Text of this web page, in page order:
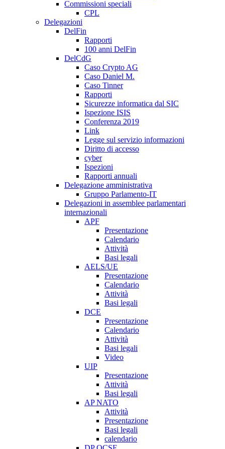
Commissioni speciali
CPL
Delegazioni
DelFin
Rapporti
100 anni DelFin
DelCdG
Caso Crypto AG
Caso Daniel M.
Caso Tinner
Rapporti
Sicurezze informatica dal SIC
Ispezione ISIS
Conferenza 2019
Link
Legge sul servizio informazioni
Diritto di accesso
cyber
Ispezioni
Rapporti annuali
Delegazione amministrativa
Gruppo Parlamento-IT
Delegazioni in assemblee parlamentari
internazionali
APF
Presentazione
Calendario
Attività
Basi legali
AELS/UE
Presentazione
Calendario
Attività
Basi legali
DCE
Presentazione
Calendario
Attività
Basi legali
Video
UIP
Presentazione
Attività
Basi legali
AP NATO
Attività
Presentazione
Basi legali
calendario